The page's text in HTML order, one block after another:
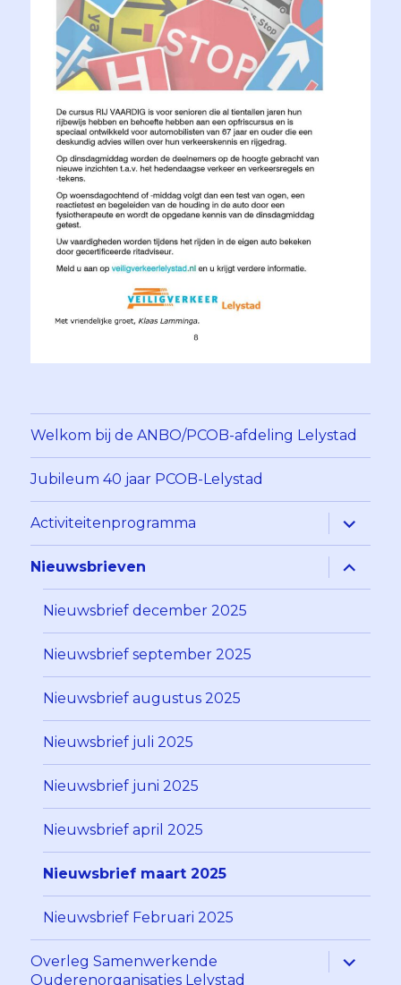
Welkom bij de ANBO/PCOB-afdeling Lelystad
Jubileum 40 jaar PCOB-Lelystad
Activiteitenprogramma
Alles
Nieuwsbrieven
Alles
Nieuwsbrief december 2025
Nieuwsbrief september 2025
Nieuwsbrief augustus 2025
Nieuwsbrief juli 2025
Nieuwsbrief juni 2025
Nieuwsbrief april 2025
Nieuwsbrief maart 2025
Nieuwsbrief Februari 2025
Overleg Samenwerkende
Ouderenorganisaties Lelystad
Alles